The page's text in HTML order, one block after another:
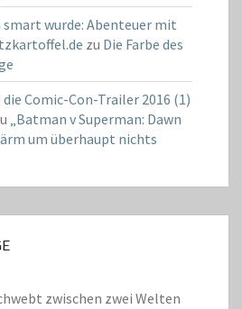
smart wurde: Abenteuer mit
zu Die Farbe des
Comic-Con-Trailer 2016 (1)
„Batman v Superman: Dawn
um überhaupt nichts
zwischen zwei Welten